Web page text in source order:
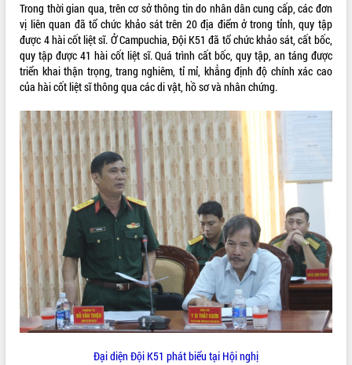
VIDEO
Loading the player...
Khám bệnh, cấp phát thuốc miễn phí
và tặng quà người dân xã Cư Pui
Hội nghị UBND tỉnh Đắk Lắk thường kỳ
tháng 7/2026
Lễ truy tặng danh hiệu “Bà Mẹ Việt
Nam Anh hùng” và trao Huân chương
Lao động
UBND tỉnh Đắk Lắk triển khai nhiệm
vụ 6 tháng cuối năm 2026
Kỳ họp thứ Hai, Hội đồng nhân dân
tỉnh khóa XI quyết nghị nhiều nội dung
quan trọng
Bí thư Tỉnh ủy Lương Nguyễn Minh
ALBUM ẢNH
Trong thời gian qua, trên cơ sở thông tin do nhân dân cung cấp, các đơn
vị liên quan đã tổ chức khảo sát trên 20 địa điểm ở trong tỉnh, quy tập
được 4 hài cốt liệt sĩ. Ở Campuchia, Đội K51 đã tổ chức khảo sát, cất bốc,
quy tập được 41 hài cốt liệt sĩ. Quá trình cất bốc, quy tập, an táng được
triển khai thận trọng, trang nghiêm, tỉ mỉ, khẳng định độ chính xác cao
của hài cốt liệt sĩ thông qua các di vật, hồ sơ và nhân chứng.
Đại diện Đội K51 phát biểu tại Hội nghị